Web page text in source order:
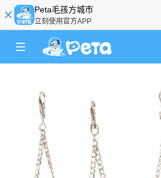
Peta毛孩方城市
立刻使用官方APP